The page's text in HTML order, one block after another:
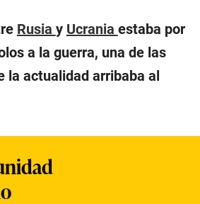
Rusia y Ucrania estaba por
a la guerra, una de las
la actualidad arribaba al